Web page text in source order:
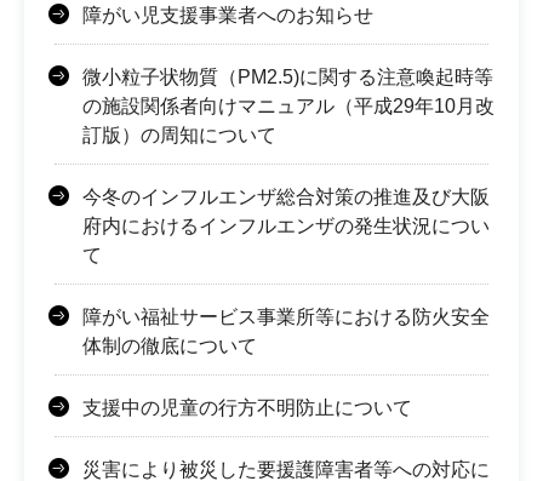
障がい児支援事業者へのお知らせ
微小粒子状物質（PM2.5)に関する注意喚起時等
の施設関係者向けマニュアル（平成29年10月改
訂版）の周知について
今冬のインフルエンザ総合対策の推進及び大阪
府内におけるインフルエンザの発生状況につい
て
障がい福祉サービス事業所等における防火安全
体制の徹底について
支援中の児童の行方不明防止について
災害により被災した要援護障害者等への対応に